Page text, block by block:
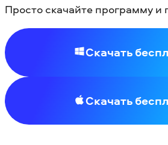
Просто скачайте программу и
Скачать
Скачать